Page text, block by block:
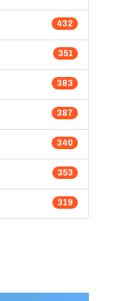
432
351
383
387
340
353
319